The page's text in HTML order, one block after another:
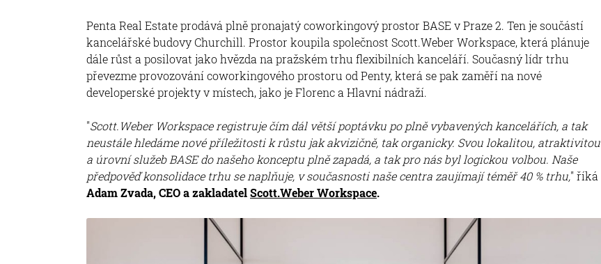
Penta Real Estate prodává plně pronajatý coworkingový prostor BASE v Praze 2. Ten je součástí
kancelářské budovy Churchill. Prostor koupila společnost Scott.Weber Workspace, která plánuje
dále růst a posilovat jako hvězda na pražském trhu flexibilních kanceláří. Současný lídr trhu
převezme provozování coworkingového prostoru od Penty, která se pak zaměří na nové
developerské projekty v místech, jako je Florenc a Hlavní nádraží.
"Scott.Weber Workspace registruje čím dál větší poptávku po plně vybavených kancelářích, a tak
neustále hledáme nové příležitosti k růstu jak akvizičně, tak organicky. Svou lokalitou, atraktivitou
a úrovní služeb BASE do našeho konceptu plně zapadá, a tak pro nás byl logickou volbou. Naše
předpověď konsolidace trhu se naplňuje, v současnosti naše centra zaujímají téměř 40 % trhu," říká
Adam Zvada, CEO a zakladatelScott.Weber Workspace.